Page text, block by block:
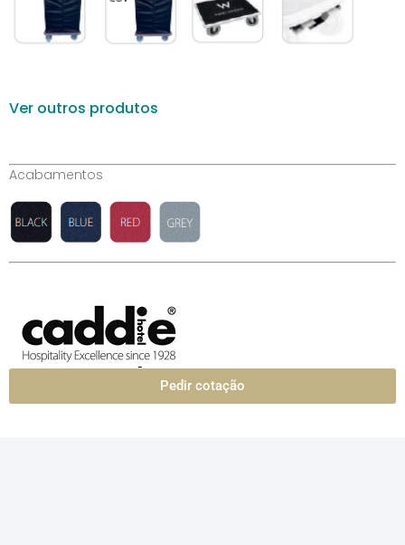
Ver outros produtos
Acabamentos
Pedir cotação